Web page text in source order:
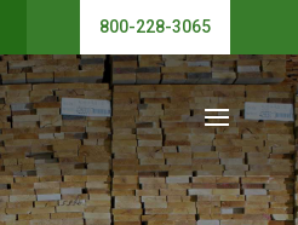
800-228-3065